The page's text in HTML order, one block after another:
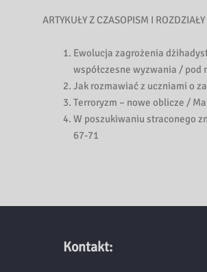
ARTYKUŁY Z CZASOPISM I
Ewolucja zagrożenia
współczesne wyzwania / pod
Jak rozmawiać z uczniami o
Terroryzm – nowe oblicze /
W poszukiwaniu straconego
67-71
Kontakt: